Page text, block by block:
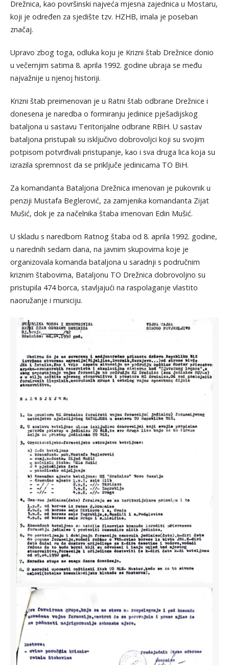
Drežnica, kao površinski najveća mjesna zajednica u Mostaru,
koji je određen za sjedište tzv. HZHB, imala je poseban
značaj.
Upravo zbog toga, odluka koju je Krizni štab Drežnice donio
u večernjim satima 8. aprila 1992. godine ubraja se među
najvažnije u njenoj historiji.
Krizni štab preimenovan je u Ratni štab odbrane Drežnice i
donesena je naredba o formiranju jedinice pješadijskog
bataljona u sastavu Teritorijalne odbrane RBiH. U sastav
bataljona pristupali su isključivo dobrovoljci koji su svojim
potpisom potvrđivali pristupanje, kao i sva druga lica koja su
izrazila spremnost da se priključe jedinicama TO BiH.
Za komandanta Bataljona Drežnica imenovan je pukovnik u
penziji Mustafa Beglerović, za zamjenika komandanta Zijat
Mušić, dok je za načelnika štaba imenovan Edin Mušić.
U skladu s naredbom Ratnog štaba od 8. aprila 1992. godine,
u narednih sedam dana, na javnim skupovima koje je
organizovala komanda bataljona u saradnji s područnim
kriznim štabovima, Bataljonu TO Drežnica dobrovoljno su
pristupila 474 borca, stavljajući na raspolaganje vlastito
naoružanje i municiju.